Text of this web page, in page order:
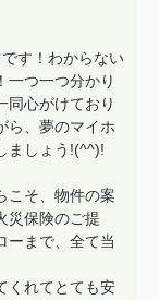
す！わからない
一つ一つ分かり
同心がけており
ら、夢のマイホ
ましょう!(^^)!
こそ、物件の案
災保険のご提
ーまで、全て当
くれてとても安